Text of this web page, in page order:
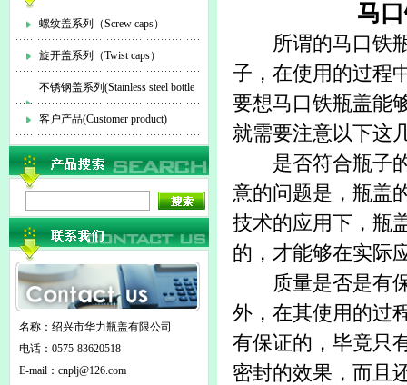
螺纹盖系列（Screw caps）
旋开盖系列（Twist caps）
不锈钢盖系列(Stainless steel bottle
cap)
客户产品(Customer product)
名称：绍兴市华力瓶盖有限公司
电话：0575-83620518
E-mail： cnplj@126.com
马
所谓的马口铁
子，在使用的过程
要想马口铁瓶盖能
就需要注意以下这
是否符合瓶子的
意的问题是，瓶盖
技术的应用下，瓶
的，才能够在实际
质量是否是有保
外，在其使用的过
有保证的，毕竟只
密封的效果，而且